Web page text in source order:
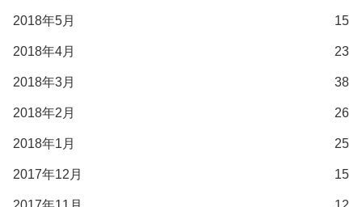
2018年5月 15
2018年4月 23
2018年3月 38
2018年2月 26
2018年1月 25
2017年12月 15